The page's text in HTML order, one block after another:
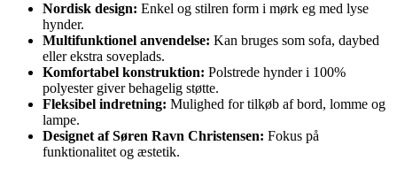
Nordisk design: Enkel og stilren form i mørk eg med lyse
hynder.
Multifunktionel anvendelse: Kan bruges som sofa, daybed
eller ekstra soveplads.
Komfortabel konstruktion: Polstrede hynder i 100%
polyester giver behagelig støtte.
Fleksibel indretning: Mulighed for tilkøb af bord, lomme og
lampe.
Designet af Søren Ravn Christensen: Fokus på
funktionalitet og æstetik.